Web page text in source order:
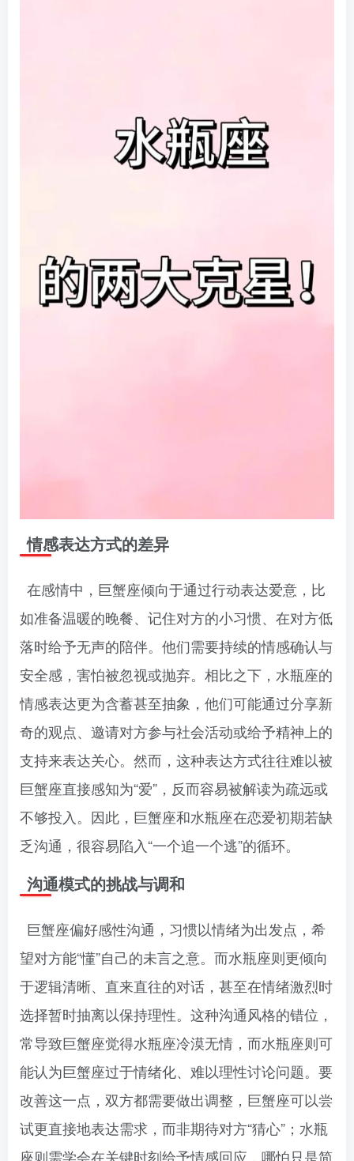
情感表达方式的差异
在感情中，巨蟹座倾向于通过行动表达爱意，比
如准备温暖的晚餐、记住对方的小习惯、在对方低
落时给予无声的陪伴。他们需要持续的情感确认与
安全感，害怕被忽视或抛弃。相比之下，水瓶座的
情感表达更为含蓄甚至抽象，他们可能通过分享新
奇的观点、邀请对方参与社会活动或给予精神上的
支持来表达关心。然而，这种表达方式往往难以被
巨蟹座直接感知为“爱”，反而容易被解读为疏远或
不够投入。因此，巨蟹座和水瓶座在恋爱初期若缺
乏沟通，很容易陷入“一个追一个逃”的循环。
沟通模式的挑战与调和
巨蟹座偏好感性沟通，习惯以情绪为出发点，希
望对方能“懂”自己的未言之意。而水瓶座则更倾向
于逻辑清晰、直来直往的对话，甚至在情绪激烈时
选择暂时抽离以保持理性。这种沟通风格的错位，
常导致巨蟹座觉得水瓶座冷漠无情，而水瓶座则可
能认为巨蟹座过于情绪化、难以理性讨论问题。要
改善这一点，双方都需要做出调整，巨蟹座可以尝
试更直接地表达需求，而非期待对方“猜心”；水瓶
座则需学会在关键时刻给予情感回应，哪怕只是简